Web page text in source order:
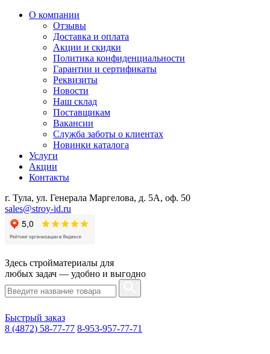
О компании
Отзывы
Доставка и оплата
Акции и скидки
Политика конфиденциальности
Гарантии и сертификаты
Реквизиты
Новости
Наш склад
Поставщикам
Вакансии
Служба заботы о клиентах
Новинки каталога
Услуги
Акции
Контакты
г. Тула, ул. Генерала Маргелова, д. 5А, оф. 50
sales@stroy-id.ru
Здесь стройматериалы для
любых задач — удобно и выгодно
Быстрый заказ
8 (4872) 58-77-77 8-953-957-77-71